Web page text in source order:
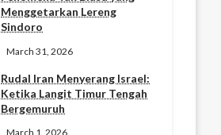
Menggetarkan Lereng
Sindoro
March 31, 2026
Rudal Iran Menyerang Israel:
Ketika Langit Timur Tengah
Bergemuruh
March 1, 2026